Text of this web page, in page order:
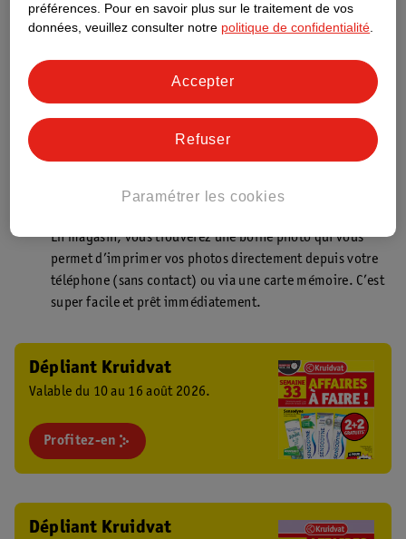
En savoir plus
Aussi dans ce magasin
Faites livrer votre commande en magasin, rapidement et
facilement. Plus besoin de rester chez vous pour votre
En magasin, vous trouverez une borne photo qui vous
permet d’imprimer vos photos directement depuis votre
téléphone (sans contact) ou via une carte mémoire. C’est
super facile et prêt immédiatement.
Dépliant Kruidvat
Valable du 10 au 16 août 2026.
Profitez-en
Dépliant Kruidvat
préférences. Pour en savoir plus sur le traitement de vos
données, veuillez consulter notre politique de confidentialité.
Paramétrer les cookies
Refuser
Accepter